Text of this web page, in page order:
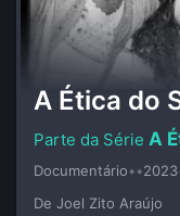
A Ética do
A
Documentário••2023
De Joel Zito Araújo